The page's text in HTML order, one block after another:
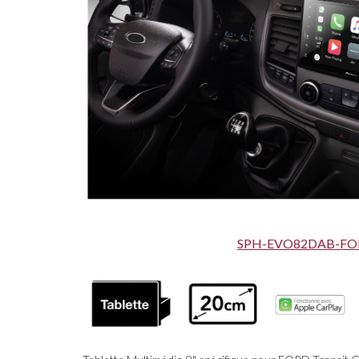
SPH-EVO82DAB-